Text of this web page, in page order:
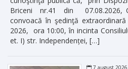
Briceni nr.41 din 07.08.2026,
convoacă în şedinţă
2026, ora 10:00, în incinta
et. I) str. Independenței, […]